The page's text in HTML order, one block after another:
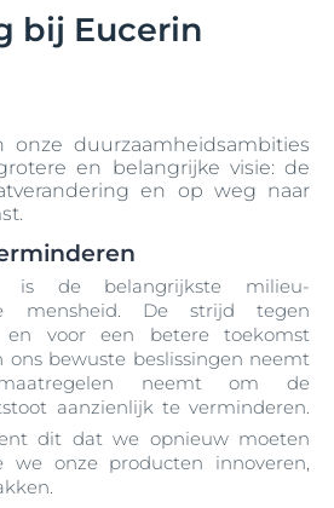
bij Eucerin
onze duurzaamheidsambities
en belangrijke visie: de
en op weg naar
is de belangrijkste milieu-
mensheid. De strijd tegen
en voor een betere toekomst
ons bewuste beslissingen neemt
neemt om de
aanzienlijk te verminderen.
dit dat we opnieuw moeten
we onze producten innoveren,